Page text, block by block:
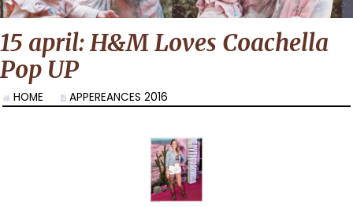
15 april: H&M Loves Coachella
Pop UP
HOME APPEREANCES 2016